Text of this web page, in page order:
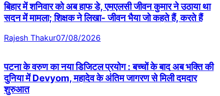
बिहार में शनिवार को अब हाफ डे, एमएलसी जीवन कुमार ने उठाया था
सदन में मामला; शिक्षक ने लिखा- जीवन भैया जो कहते हैं, करते हैं
Rajesh Thakur07/08/2026
पटना के वरुण का नया डिजिटल प्रयोग : बच्चों के बाद अब भक्ति की
दुनिया में Devyom, महादेव के अंतिम जागरण से मिली दमदार
शुरुआत